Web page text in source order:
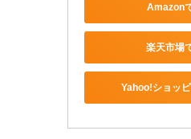
Amazon
楽天市場
Yahoo!ショッ